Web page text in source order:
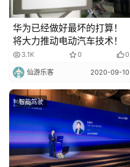
华为已经做好最坏的打算！
将大力推动电动汽车技术！
3.1K 0 0
仙游乐客 2020-09-10
智能驾驶